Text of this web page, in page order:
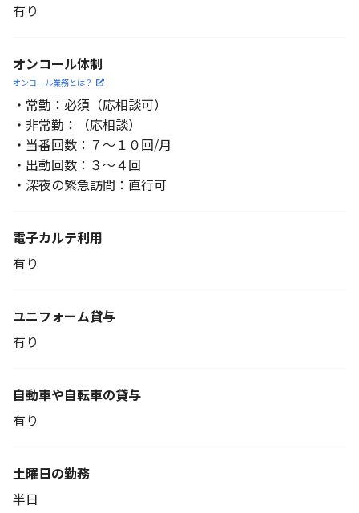
有り
オンコール体制
オンコール業務とは？
・常勤：必須（応相談可）
・非常勤：（応相談）
・当番回数：７～１０回/月
・出動回数：３～４回
・深夜の緊急訪問：直行可
電子カルテ利用
有り
ユニフォーム貸与
有り
自動車や自転車の貸与
有り
土曜日の勤務
半日